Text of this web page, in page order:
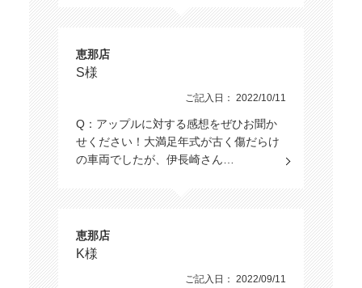
恵那店
S様
ご記入日： 2022/10/11
Q：アップルに対する感想をぜひお聞か
せください！大満足年式が古く傷だらけ
の車両でしたが、伊長崎さん…
恵那店
K様
ご記入日： 2022/09/11